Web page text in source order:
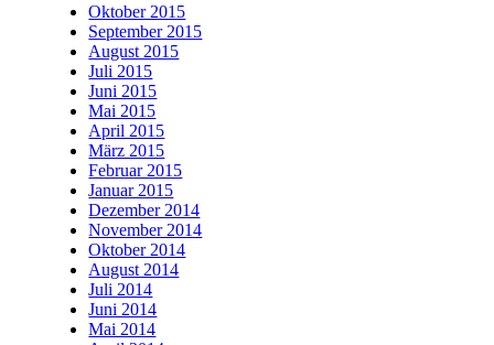
Oktober 2015
September 2015
August 2015
Juli 2015
Juni 2015
Mai 2015
April 2015
März 2015
Februar 2015
Januar 2015
Dezember 2014
November 2014
Oktober 2014
August 2014
Juli 2014
Juni 2014
Mai 2014